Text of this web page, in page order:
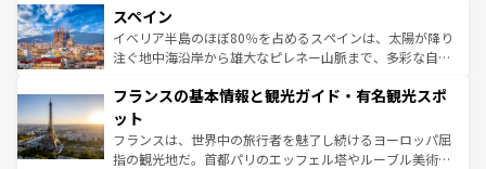
ろん、トスカーナの美しい田園風景やアマルフィ海岸の絶
景など、自然景観も見逃せない。観光の合間には、本場の
ピザやパスタなど、絶品のイタリア料理を堪能することも
ませてくれるイタリアで、忘れられない旅をしてみよう！
なお、新着のイタリア情報は
しい。
スペイン
イベリア半島のほぼ80％を占めるスペインは、太陽が降り
注ぐ地中海沿岸から雄大なピレネー山脈まで、多彩な自然
文化が根付くこの国では、情熱的なフラメンコ、熱気あふ
れる闘牛、そして美味しいタパスが生活の一部となってい
る。首都マドリードの洗練された雰囲気や、バルセロナの
アートに溢れた街角から、地方では古代ローマ遺跡や中世
フランスの基本情報と観光ガイド・有名観光スポ
ット
フランスは、世界中の旅行者を魅了し続けるヨーロッパ屈
指の観光地だ。首都パリのエッフェル塔やルーブル美術館